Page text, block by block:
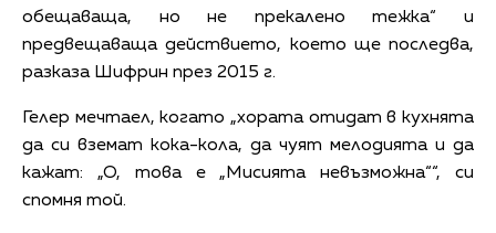
обещаваща, но не прекалено тежка“ и
предвещаваща действието, което ще последва,
разказа Шифрин през 2015 г.
Гелер мечтаел, когато „хората отидат в кухнята
да си вземат кока-кола, да чуят мелодията и да
кажат: „О, това е „Мисията невъзможна““, си
спомня той.